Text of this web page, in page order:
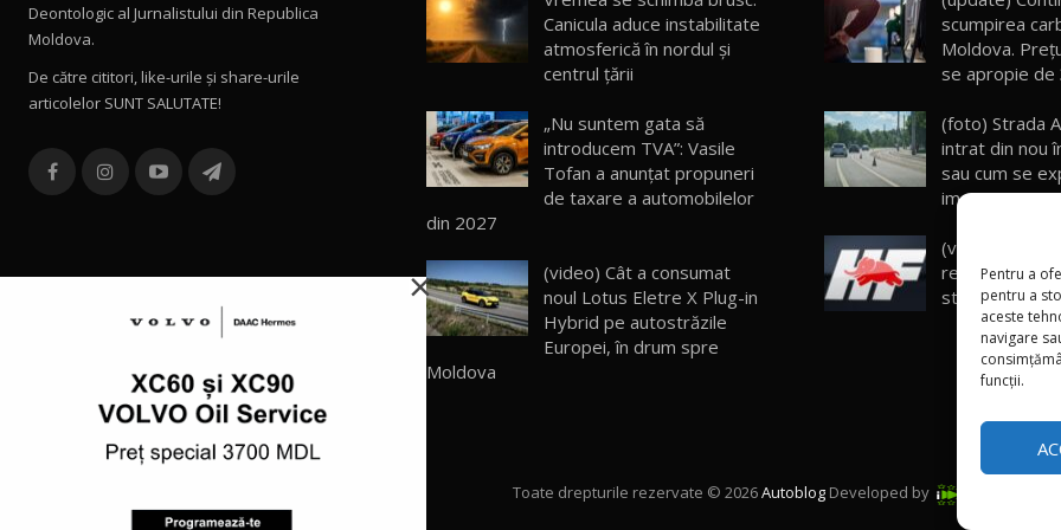
Pentru a
pentru a
aceste
navigare
funcții.
Deontologic al Jurnalistului din Republica
Moldova.
De către cititori, like-urile şi share-urile
articolelor SUNT SALUTATE!
Canicula aduce instabilitate
atmosferică în nordul și
centrul țării
„Nu suntem gata să
introducem TVA”: Vasile
Tofan a anunțat propuneri
de taxare a automobilelor
din 2027
(video) Cât a consumat
noul Lotus Eletre X Plug-in
Hybrid pe autostrăzile
Europei, în drum spre
Moldova
scumpirea
Moldova.
se apropie de
(foto) Strada
intrat din nou
sau cum se
imagini?
(video) Divizia
revine pe
stradale și a
Toate drepturile rezervate © 2026Autoblog Developed by
×